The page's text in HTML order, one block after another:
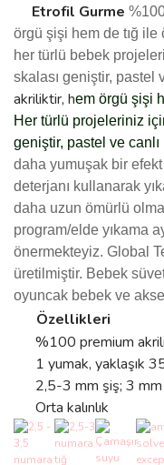
Etrofil Gurme
örgü şişi hem de tığ ile
her türlü bebek
skalası geniştir, pastel
akriliktir, hem örgü şişi
Her türlü projeleriniz
geniştir, pastel ve canlı
daha yumuşak bir
deterjanı kullanarak
daha uzun ömürlü
program/elde yıkama
önermekteyiz. Global
üretilmiştir. Bebek
oyuncak bebek ve
Özellikleri
%100 premium
1 yumak, yaklaşık
2,5-3 mm şiş; 3 mm
Orta kalınlık